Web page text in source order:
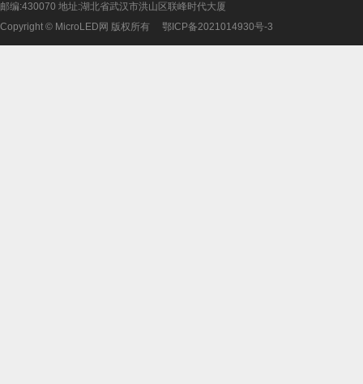
邮编:430070 地址:湖北省武汉市洪山区联峰时代大厦
Copyright © MicroLED网 版权所有 鄂ICP备2021014930号-3